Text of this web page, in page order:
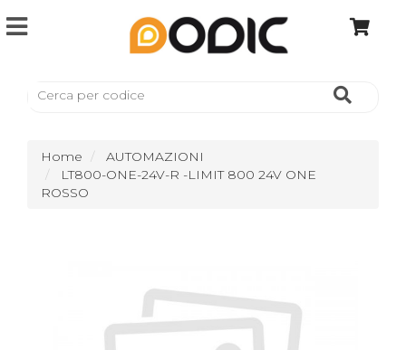
Home
AUTOMAZIONI
LT800-ONE-24V-R -LIMIT 800 24V ONE
ROSSO